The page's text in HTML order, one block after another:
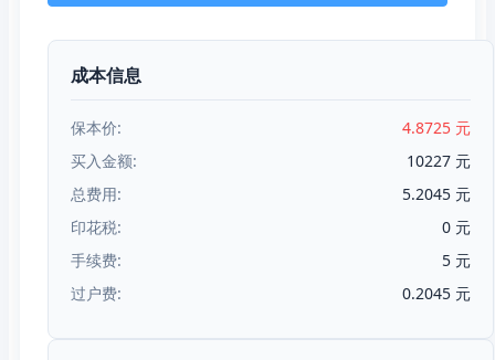
成本信息
保本价:
4.8725 元
买入金额:
10227 元
总费用:
5.2045 元
印花税:
0 元
手续费:
5 元
过户费:
0.2045 元